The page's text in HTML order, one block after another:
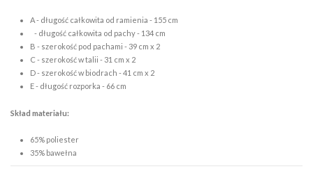
A - długość całkowita od ramienia - 155 cm
- długość całkowita od pachy - 134 cm
B - szerokość pod pachami - 39 cm x 2
C - szerokość w talii - 31 cm x 2
D - szerokość w biodrach - 41 cm x 2
E - długość rozporka - 66 cm
Skład materiału:
65% poliester
35% bawełna